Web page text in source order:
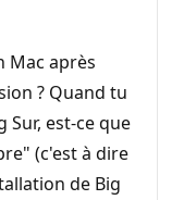
Mac après
? Quand tu
Sur, est-ce que
(c'est à dire
de Big